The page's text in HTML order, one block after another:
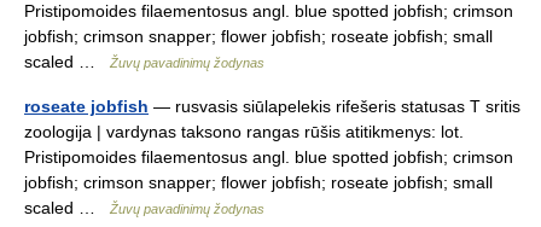
Pristipomoides filaementosus angl. blue spotted jobfish; crimson
jobfish; crimson snapper; flower jobfish; roseate jobfish; small
scaled …
Žuvų pavadinimų žodynas
roseate jobfish — rusvasis siūlapelekis rifešeris statusas T sritis
zoologija | vardynas taksono rangas rūšis atitikmenys: lot.
Pristipomoides filaementosus angl. blue spotted jobfish; crimson
jobfish; crimson snapper; flower jobfish; roseate jobfish; small
scaled …
Žuvų pavadinimų žodynas